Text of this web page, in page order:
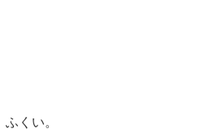
くい。